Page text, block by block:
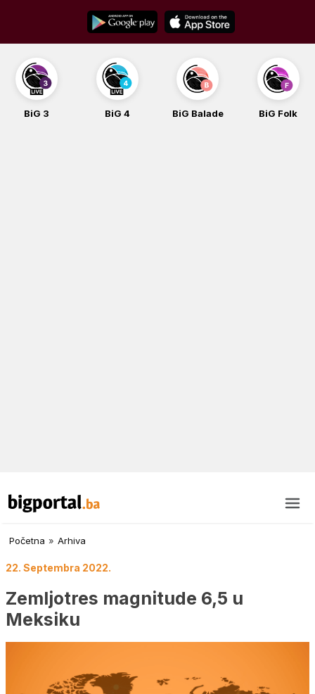
content
BiG 3 BiG 4 BiG Balade BiG Folk
Početna » Arhiva
22. Septembra 2022.
Zemljotres magnitude 6,5 u
Meksiku